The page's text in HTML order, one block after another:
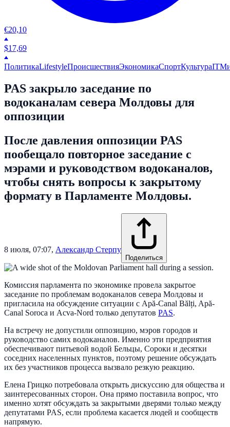
€20,10
$17,69
ПолитикаLifestyleПроисшествияЭкономикаСпортКультураIT
PAS закрыло заседание по
водоканалам севера Молдовы для
оппозиции
После давления оппозиции PAS
пообещало повторное заседание с
мэрами и руководством водоканалов,
чтобы снять вопросы к закрытому
формату в Парламенте Молдовы.
8 июля, 07:07, Александр Стерпу
Поделиться
Комиссия парламента по экономике провела закрытое
заседание по проблемам водоканалов севера Молдовы и
пригласила на обсуждение ситуации с Apă-Canal Bălți, Apă-
Canal Soroca и Acva-Nord только депутатов PAS.
На встречу не допустили оппозицию, мэров городов и
руководство самих водоканалов. Именно эти предприятия
обеспечивают питьевой водой Бельцы, Сороки и десятки
соседних населенных пунктов, поэтому решение обсуждать
их без участников процесса вызвало резкую реакцию.
Елена Грицко потребовала открыть дискуссию для общества и
заинтересованных сторон. Она прямо поставила вопрос, что
именно хотят обсуждать за закрытыми дверями только между
депутатами PAS, если проблема касается людей и сообществ
напрямую.